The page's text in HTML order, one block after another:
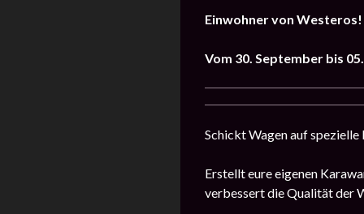
Einwohner von Westeros!
Vom 30. September bis
Schickt Wagen auf
Erstellt eure eigenen
verbessert die Qualität der